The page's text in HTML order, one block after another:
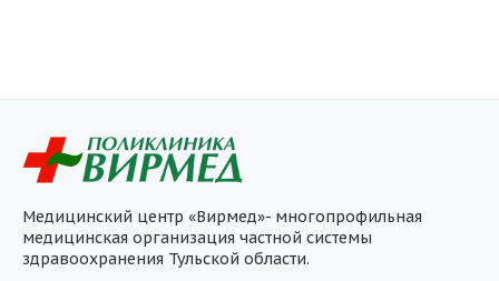
Медицинский центр «Вирмед»- многопрофильная
медицинская организация частной системы
здравоохранения Тульской области.